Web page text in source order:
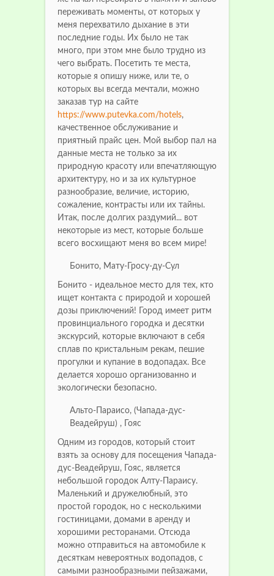
переживать моменты, от которых у
меня перехватило дыхание в эти
последние годы. Их было не так
много, при этом мне было трудно из
чего выбрать. Посетить те места,
которые я опишу ниже, или те, о
которых вы всегда мечтали, можно
заказав тур на сайте
https://www.putevka.com/hotels,
качественное обслуживание и
приятный прайс цен. Мой выбор пал на
данные места не только за их
природную красоту или впечатляющую
архитектуру, но и за их культурное
разнообразие, величие, историю,
сожаление, контрасты или их тайны.
Итак, после долгих раздумий... вот
некоторые из мест, которые больше
всего восхищают меня во всем мире!
Бонито, Мату-Гросу-ду-Сул
Бонито - идеальное место для тех, кто
ищет контакта с природой и хорошей
дозы приключений! Город имеет ритм
провинциального городка и десятки
экскурсий, которые включают в себя
сплав по кристальным рекам, пешие
прогулки и купание в водопадах. Все
делается хорошо организованно и
экологически безопасно.
Альто-Параисо, (Чапада-дус-
Веадейруш) , Гояс
Одним из городов, который стоит
взять за основу для посещения Чапада-
дус-Веадейруш, Гояс, является
небольшой городок Алту-Параису.
Маленький и дружелюбный, это
простой городок, но с несколькими
гостиницами, домами в аренду и
хорошими ресторанами. Отсюда
можно отправиться на автомобиле к
десяткам невероятных водопадов, с
самыми разнообразными пейзажами,